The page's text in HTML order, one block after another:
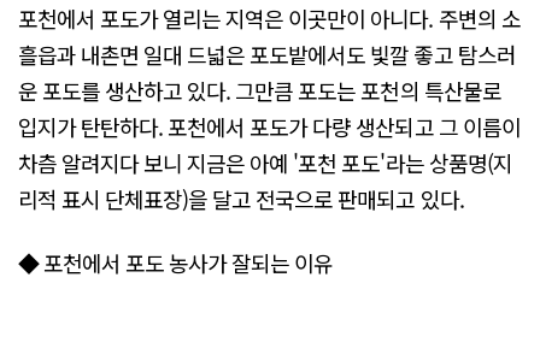
포천에서 포도가 열리는 지역은 이곳만이 아니다. 주변의 소
흘읍과 내촌면 일대 드넓은 포도밭에서도 빛깔 좋고 탐스러
운 포도를 생산하고 있다. 그만큼 포도는 포천의 특산물로
입지가 탄탄하다. 포천에서 포도가 다량 생산되고 그 이름이
차츰 알려지다 보니 지금은 아예 '포천 포도'라는 상품명(지
리적 표시 단체표장)을 달고 전국으로 판매되고 있다.
◆ 포천에서 포도 농사가 잘되는 이유